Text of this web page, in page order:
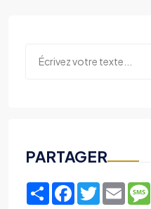
PARTAGER
ShareFacebook
TwitterEmail